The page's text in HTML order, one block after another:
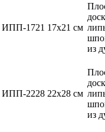
ИПП-1721 17х21 см
из
ИПП-2228 22х28 см
из